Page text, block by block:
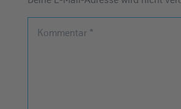
Kommentar *